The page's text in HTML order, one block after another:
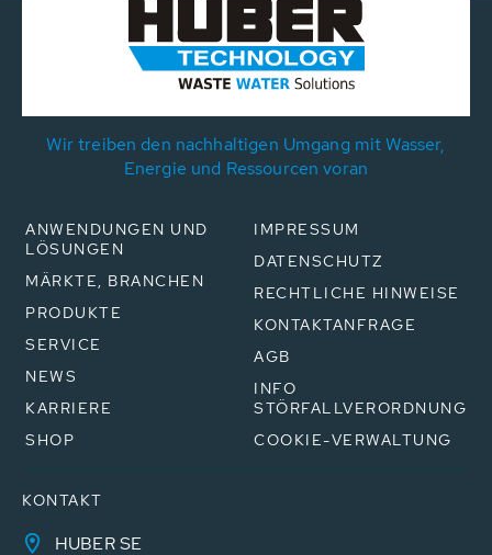
Wir treiben den nachhaltigen Umgang mit Wasser,
Energie und Ressourcen voran
ANWENDUNGEN UND
LÖSUNGEN
MÄRKTE, BRANCHEN
PRODUKTE
SERVICE
NEWS
KARRIERE
SHOP
IMPRESSUM
DATENSCHUTZ
RECHTLICHE HINWEISE
KONTAKTANFRAGE
AGB
INFO
STÖRFALLVERORDNUNG
COOKIE-VERWALTUNG
KONTAKT
HUBER SE